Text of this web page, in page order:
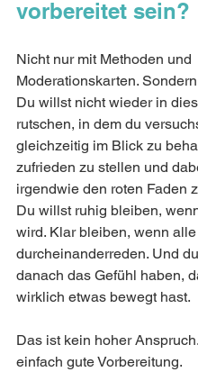
vorbereitet sein?
Nicht nur mit Methoden und
Moderationskarten.
Du willst nicht wieder in
rutschen, in dem du
gleichzeitig im Blick zu
zufrieden zu stellen und
irgendwie den roten Faden
Du willst ruhig bleiben,
wird. Klar bleiben, wenn alle
durcheinanderreden. Und
danach das Gefühl haben,
wirklich etwas bewegt hast.
Das ist kein hoher
einfach gute Vorbereitung.